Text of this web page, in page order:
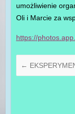
umożliwienie
Oli i Marcie za
https://
←